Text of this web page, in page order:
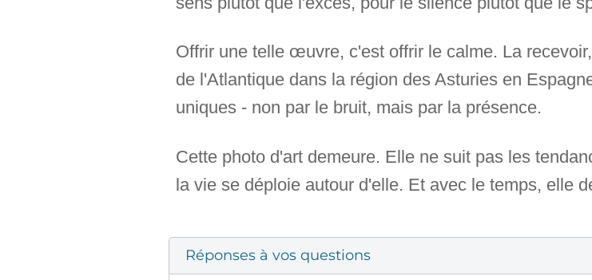
Offrir une telle œuvre, c'est offrir le calme. La
de l'Atlantique dans la région des Asturies en
uniques - non par le bruit, mais par la présence.
Cette photo d'art demeure. Elle ne suit pas les
la vie se déploie autour d'elle. Et avec le temps, elle
Réponses à vos questions